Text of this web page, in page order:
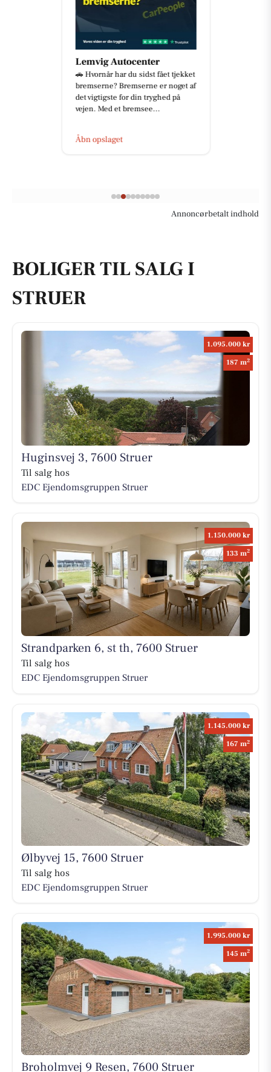
Lemvig Autocenter
🚗 Hvornår har du sidst fået tjekket
bremserne? Bremserne er noget af
det vigtigste for din tryghed på
vejen. Med et bremsee...
Åbn opslaget
Annoncørbetalt indhold
BOLIGER TIL SALG I
STRUER
1.095.000 kr
187 m2
Huginsvej 3, 7600 Struer
Til salg hos
EDC Ejen­doms­grup­pen Struer
1.150.000 kr
133 m2
Strandparken 6, st th, 7600 Struer
Til salg hos
EDC Ejen­doms­grup­pen Struer
1.145.000 kr
167 m2
Ølbyvej 15, 7600 Struer
Til salg hos
EDC Ejen­doms­grup­pen Struer
1.995.000 kr
145 m2
Broholmvej 9 Resen, 7600 Struer